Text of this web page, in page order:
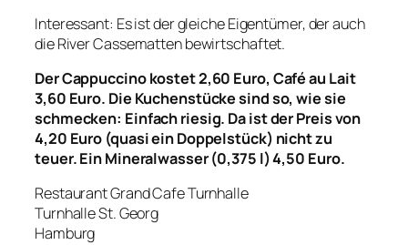
Interessant: Es ist der gleiche Eigentümer, der auch
die River Cassematten bewirtschaftet.
Der Cappuccino kostet 2,60 Euro, Café au Lait
3,60 Euro. Die Kuchenstücke sind so, wie sie
schmecken: Einfach riesig. Da ist der Preis von
4,20 Euro (quasi ein Doppelstück) nicht zu
teuer. Ein Mineralwasser (0,375 l) 4,50 Euro.
Restaurant Grand Cafe Turnhalle
Turnhalle St. Georg
Hamburg